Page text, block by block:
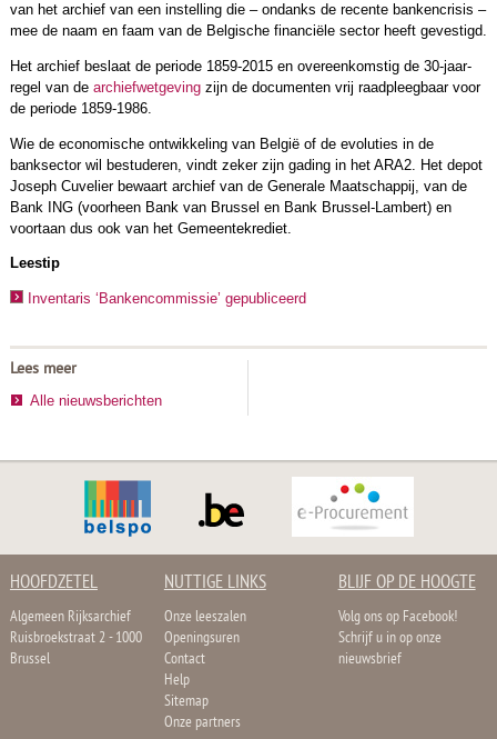
van het archief van een instelling die – ondanks de recente bankencrisis –
mee de naam en faam van de Belgische financiële sector heeft gevestigd.
Het archief beslaat de periode 1859-2015 en overeenkomstig de 30-jaar-
regel van de archiefwetgevingzijn de documenten vrij raadpleegbaar voor
de periode 1859-1986.
Wie de economische ontwikkeling van België of de evoluties in de
banksector wil bestuderen, vindt zeker zijn gading in het ARA2. Het depot
Joseph Cuvelier bewaart archief van de Generale Maatschappij, van de
Bank ING (voorheen Bank van Brussel en Bank Brussel-Lambert) en
voortaan dus ook van het Gemeentekrediet.
Leestip
Inventaris ‘Bankencommissie’ gepubliceerd
Lees meer
Alle nieuwsberichten
HOOFDZETEL
Algemeen Rijksarchief
Ruisbroekstraat 2 - 1000
Brussel
NUTTIGE LINKS
Onze leeszalen
Openingsuren
Contact
Help
Sitemap
Onze partners
BLIJF OP DE HOOGTE
Volg ons op Facebook!
Schrijf u in op onze
nieuwsbrief